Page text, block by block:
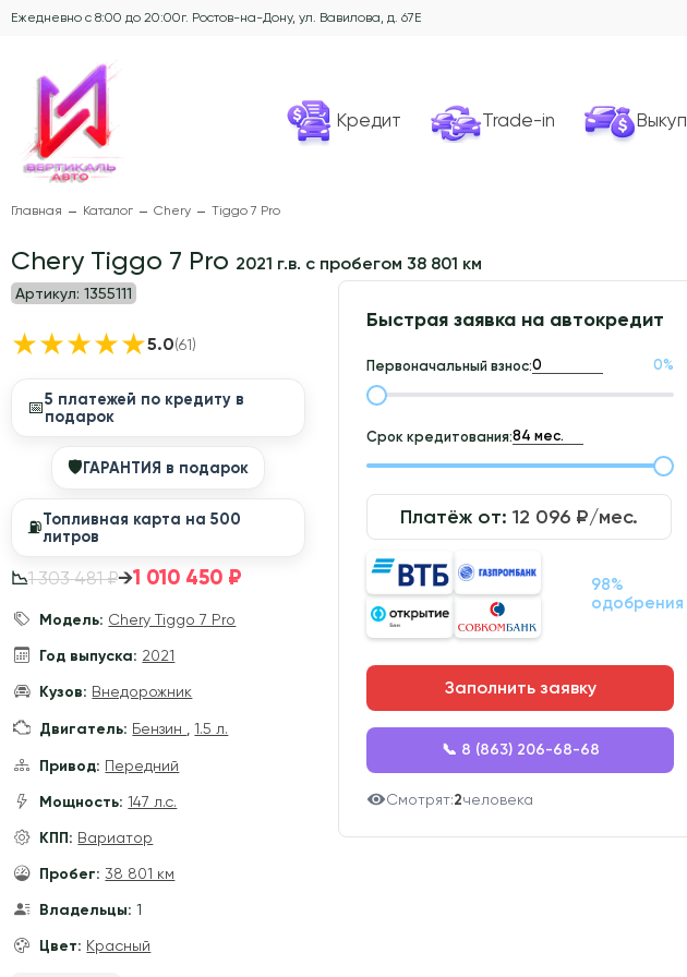
Ежедневно с 8:00 до 20:00г. Ростов-на-Дону, ул. Вавилова, д. 67Е
Кредит Trade-in Выкуп
Главная Каталог Chery Tiggo 7 Pro
Chery Tiggo 7 Pro 2021 г.в. с пробегом 38 801 км
Артикул: 1355111
★★★★★5.0(61)
📅5 платежей по кредиту в
подарок
🛡ГАРАНТИЯ в подарок
⛽️Топливная карта на 500
литров
📉1 303 481 ₽→1 010 450 ₽
Модель: Chery Tiggo 7 Pro
Год выпуска: 2021
Кузов: Внедорожник
Двигатель: Бензин ,1.5 л.
Привод: Передний
Мощность: 147 л.с.
КПП: Вариатор
Пробег: 38 801 км
Владельцы: 1
Цвет: Красный
Быстрая заявка на автокредит
Первоначальный взнос: 0%
Срок кредитования:
Платёж от: 12 096 ₽/мес.
98%
одобрения
Заполнить заявку
📞 8 (863) 206-68-68
Смотрят:2человека